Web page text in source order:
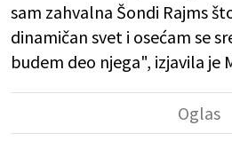
sam zahvalna Šondi Rajms
dinamičan svet i osećam se
budem deo njega", izjavila je